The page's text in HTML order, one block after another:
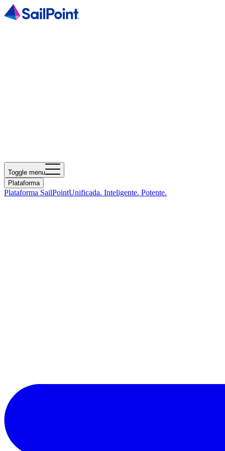
Toggle menu
Plataforma
Plataforma SailPointUnificada. Inteligente. Potente.